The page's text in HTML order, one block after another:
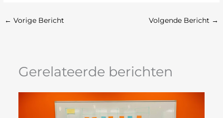
← Vorige Bericht Volgende Bericht →
Gerelateerde berichten